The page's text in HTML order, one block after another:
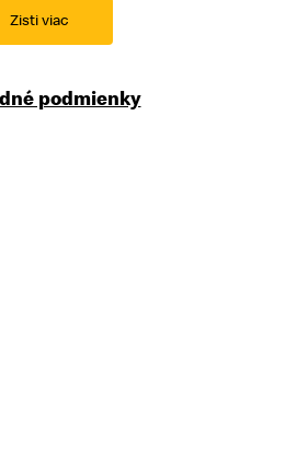
Zisti viac
podmienky